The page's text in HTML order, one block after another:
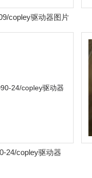
copley驱动器图片
24/copley驱动器